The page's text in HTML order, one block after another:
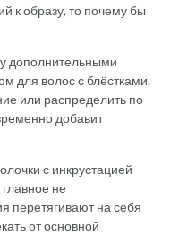
к образу, то почему бы
дополнительными
для волос с блёстками.
или распределить по
добавит
с инкрустацией
не
перетягивают на себя
от основной